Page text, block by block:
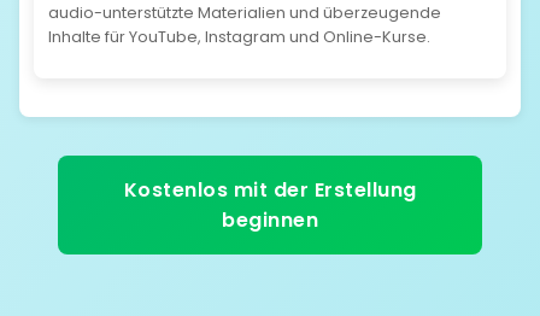
audio-unterstützte Materialien und überzeugende
Inhalte für YouTube, Instagram und Online-Kurse.
Kostenlos mit der Erstellung
beginnen